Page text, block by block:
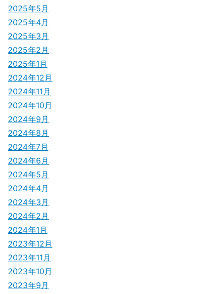
2025年5月
2025年4月
2025年3月
2025年2月
2025年1月
2024年12月
2024年11月
2024年10月
2024年9月
2024年8月
2024年7月
2024年6月
2024年5月
2024年4月
2024年3月
2024年2月
2024年1月
2023年12月
2023年11月
2023年10月
2023年9月